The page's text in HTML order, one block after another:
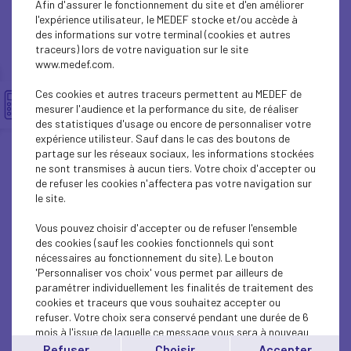
ECONOMY
ECONOMY
ECONOMY
ECONOMY
ECONOMY
ECONOMY
ECONOMY
ECONOMY
ECONOMY
Afin d'assurer le fonctionnement du site et d'en améliorer
l'expérience utilisateur, le MEDEF stocke et/ou accède à
des informations sur votre terminal (cookies et autres
traceurs) lors de votre naviguation sur le site
www.medef.com.
Ces cookies et autres traceurs permettent au MEDEF de
mesurer l'audience et la performance du site, de réaliser
des statistiques d'usage ou encore de personnaliser votre
expérience utilisteur. Sauf dans le cas des boutons de
partage sur les réseaux sociaux, les informations stockées
ne sont transmises à aucun tiers. Votre choix d'accepter ou
de refuser les cookies n'affectera pas votre navigation sur
le site.
Vous pouvez choisir d'accepter ou de refuser l'ensemble
des cookies (sauf les cookies fonctionnels qui sont
nécessaires au fonctionnement du site). Le bouton
'Personnaliser vos choix' vous permet par ailleurs de
paramétrer individuellement les finalités de traitement des
cookies et traceurs que vous souhaitez accepter ou
refuser. Votre choix sera conservé pendant une durée de 6
mois à l'issue de laquelle ce message vous sera à nouveau
affiché..